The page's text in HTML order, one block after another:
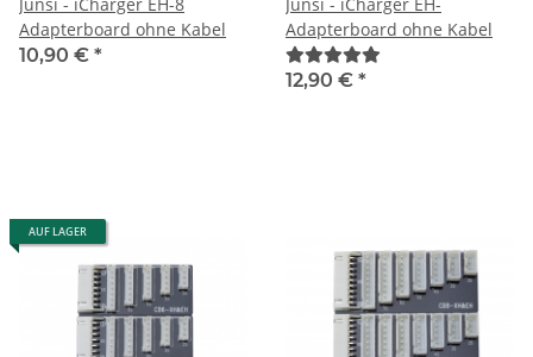
Adapterboard ohne Kabel
10,90 € *
Adapterboard ohne Kabel
12,90 € *
AUF LAGER